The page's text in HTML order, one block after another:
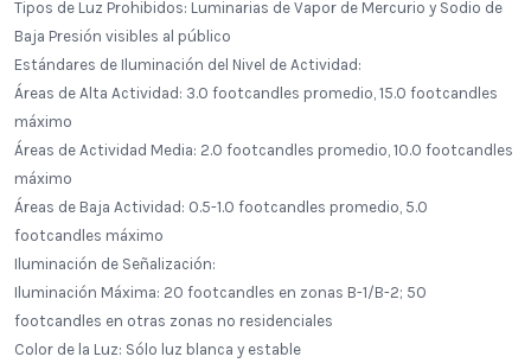
Tipos de Luz Prohibidos: Luminarias de Vapor de Mercurio y Sodio de
Baja Presión visibles al público
Estándares de Iluminación del Nivel de Actividad:
Áreas de Alta Actividad: 3.0 footcandles promedio, 15.0 footcandles
máximo
Áreas de Actividad Media: 2.0 footcandles promedio, 10.0 footcandles
máximo
Áreas de Baja Actividad: 0.5-1.0 footcandles promedio, 5.0
footcandles máximo
Iluminación de Señalización:
Iluminación Máxima: 20 footcandles en zonas B-1/B-2; 50
footcandles en otras zonas no residenciales
Color de la Luz: Sólo luz blanca y estable
Alecies Grocery